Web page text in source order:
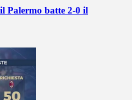
Palermo batte 2-0 il